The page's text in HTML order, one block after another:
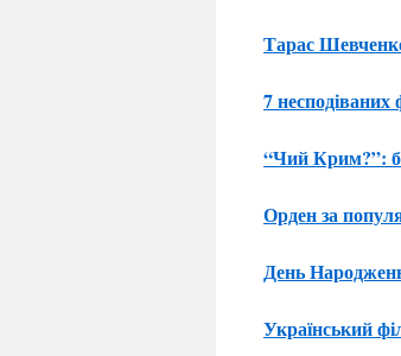
Тарас
7 несподіваних
“Чий Крим?”:
Орден за
День
Український